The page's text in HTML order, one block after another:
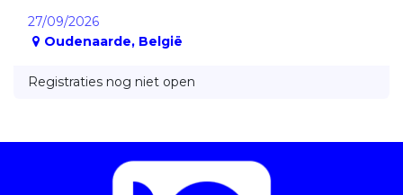
27/09/2026
Oudenaarde, België
Registraties nog niet open